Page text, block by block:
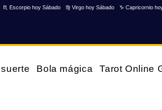
♏ Escorpio hoy Sábado ♍ Virgo hoy Sábado ♑ Capricornio
Bola mágica Tarot Online